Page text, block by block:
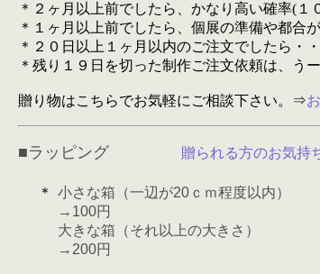
＊２ヶ月以上前でしたら、かなり高い確率(１
＊１ヶ月以上前でしたら、個展の準備や都合
＊２０日以上１ヶ月以内のご注文でしたら・
＊残り１９日を切った制作ご注文依頼は、う
贈り物はこちらでお気軽にご相談下さい。⇒
■ラッピング 贈られる方のお気持
＊
小さな箱（一辺が20ｃｍ程度以内）
→100円
大きな箱（それ以上の大きさ）
→200円